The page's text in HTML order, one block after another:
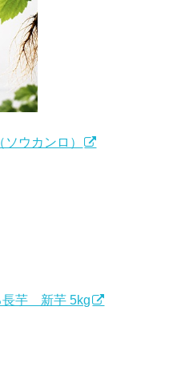
ウカンロ）
長芋 新芋 5kg